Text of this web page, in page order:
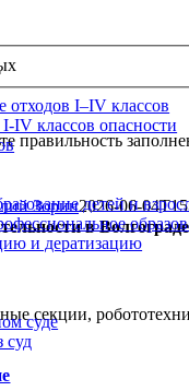
отходов I–IV классов
IV классов опасности
детей и
и дератизацию
суде
суд
Зорин2026-06-
в Волгограде
секции,